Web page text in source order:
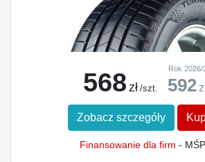
568 zł /szt.
Rok 2026/
592
Zobacz szczegóły
Finansowanie dla firm -